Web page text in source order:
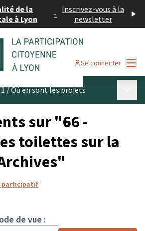
de la
à Lyon
- Inscrivez-vous à la
newsletter
Se connecter
/Où en sont les projets
sur "66 -
toilettes sur la
participatif
de vue :